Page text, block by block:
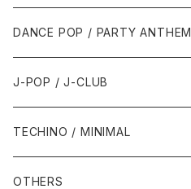
1995年
2001年
2010年
2011年
1999年
2001年
1987年
1990年
1991年
2000年代
1990年
1991年
2000年代
2000年
2001年
1980年代
1985年・以前
1986年
1990年代
1990年
1991年
2000年代
2000年
DANCE POP / PARTY ANTHEM
1980年代
1988年・以前
1989年
1990年代
1990年
2000年代
J-POP / J-CLUB
1980年代
1990年代
TECHINO / MINIMAL
OTHERS